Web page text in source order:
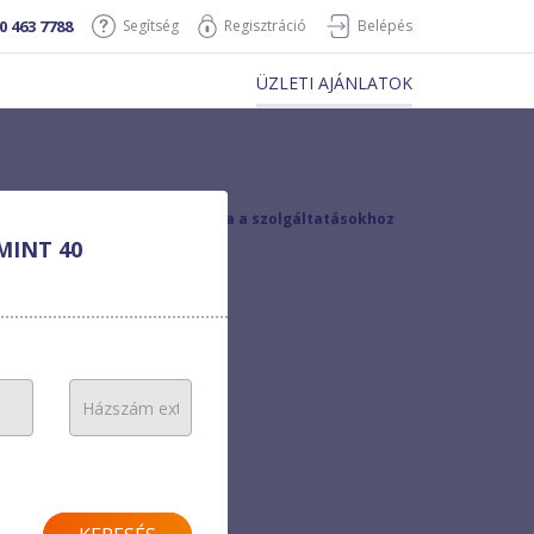
463 7788 Segítség Regisztráció Belépés
ÜZLETI AJÁNLATOK
vissza a szolgáltatásokhoz
40